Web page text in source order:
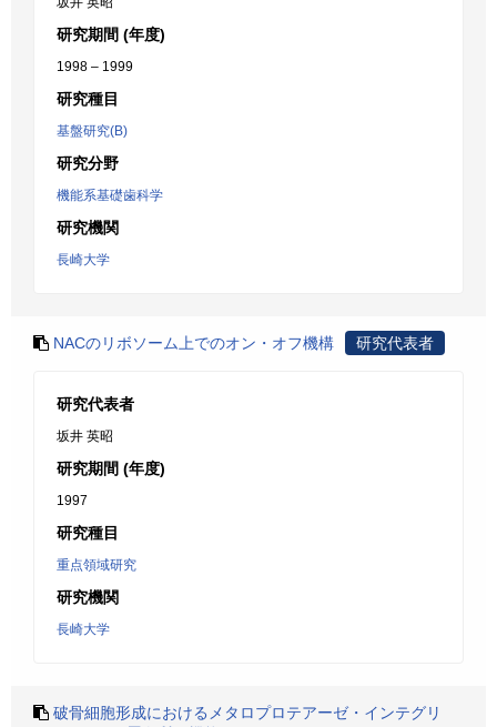
研究期間 (年度)
1998 – 1999
研究種目
基盤研究(B)
研究分野
機能系基礎歯科学
研究機関
長崎大学
NACのリボソーム上でのオン・オフ機構 研究代表者
研究代表者
坂井 英昭
研究期間 (年度)
1997
研究種目
重点領域研究
研究機関
長崎大学
破骨細胞形成におけるメタロプロテアーゼ・インテグリ